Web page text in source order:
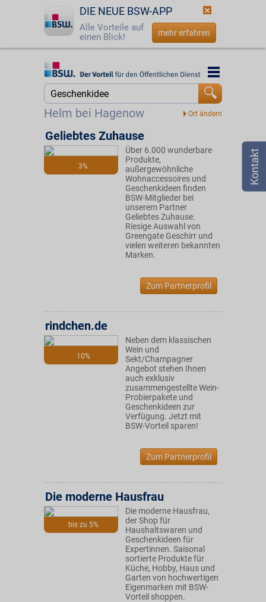
DIE NEUE BSW-APP
Alle Vorteile auf
einen Blick!
mehr erfahren
Startseite
Login
☎ 0800 - 279 25 82
Helm bei Hagenow
Startseite
3%
Geliebtes Zuhause
Über 6.000 wunderbare
Produkte,
außergewöhnliche
Wohnaccessoires und
Geschenkideen finden
BSW-Mitglieder bei
unserem Partner
Geliebtes Zuhause.
Riesige Auswahl von
Greengate Geschirr und
vielen weiteren bekannten
Marken.
Zum Partnerprofil
10%
rindchen.de
Neben dem klassischen
Wein und
Sekt/Champagner
Angebot stehen Ihnen
auch exklusiv
zusammengestellte Wein-
Probierpakete und
Geschenkideen zur
Verfügung. Jetzt mit
BSW-Vorteil sparen!
Zum Partnerprofil
bis zu 5%
Die moderne Hausfrau
Die moderne Hausfrau,
der Shop für
Haushaltswaren und
Geschenkideen für
Expertinnen. Saisonal
sortierte Produkte für
Küche, Hobby, Haus und
Garten von hochwertigen
Eigenmarken mit BSW-
Vorteil shoppen.